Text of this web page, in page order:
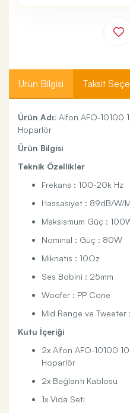
Ürün Bilgisi Taksit
Ürün Adı: Alfon AFO-10100
Hoparlör
Ürün Bilgisi
Teknik Özellikler
Frekans : 100-20k Hz
Hassasiyet : 89dB/W/M
Maksismum Güç :
Nominal : Güç : 80W
Mıknatıs : 10Oz
Ses Bobini : 25mm
Woofer : PP Cone
Mid Range ve Tweeter
Kutu İçeriği
2x Alfon AFO-10100
Hoparlör
2x Bağlantı Kablosu
1x Vida Seti